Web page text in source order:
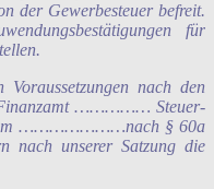
der Gewerbesteuer befreit.
für
nach den
Finanzamt …………… Steuer-
…………………nach § 60a
nach unserer Satzung die